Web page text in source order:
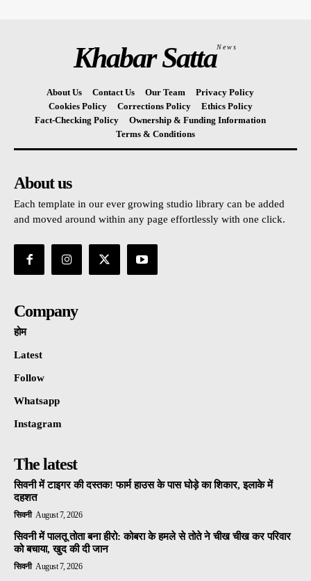
Khabar SattaNews
About Us Contact Us Our Team
Privacy Policy
Cookies Policy
Corrections Policy
Ethics Policy
Fact-Checking Policy
Ownership & Funding Information
Terms & Conditions
About us
Each template in our ever growing studio library can be added
and moved around within any page effortlessly with one click.
Company
होम
Latest
Follow
Whatsapp
Instagram
The latest
सिवनी में टाइगर की दस्तक! फार्म हाउस के पास घोड़े का शिकार, इलाके में
दहशत
सिवनी August 7, 2026
सिवनी में पालतू तोता बना हीरो: कोबरा के हमले से तोते ने चीख चीख कर परिवार
को बचाया, खुद की दी जान
सिवनी August 7, 2026